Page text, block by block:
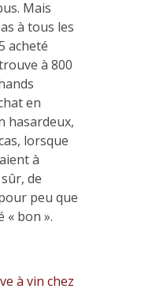
Mais
à tous les
acheté
à 800
en
hasardeux,
lorsque
à
de
peu que
« bon ».
à vin chez